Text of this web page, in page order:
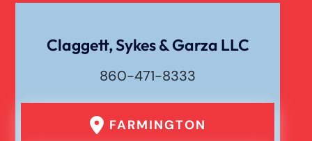
Claggett, Sykes & Garza LLC
860-471-8333
FARMINGTON